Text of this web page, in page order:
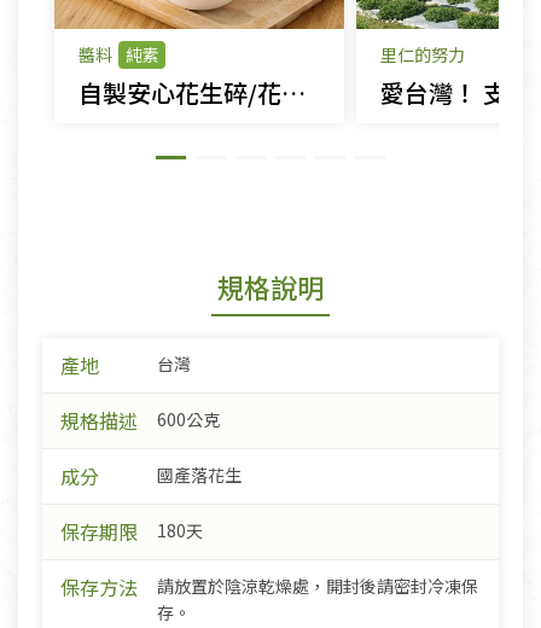
醬料 純素
自製安心花生碎/花生粉
里仁的努力
規格說明
產地 台灣
規格描述 600公克
成分 國產落花生
保存期限 180天
保存方法
請放置於陰涼乾燥處，開封後請密封冷凍保
存。